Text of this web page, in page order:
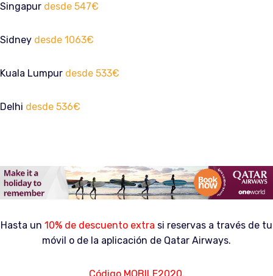
Singapur desde 547€
Sidney desde 1063€
Kuala Lumpur desde 533€
Delhi desde 536€
Hasta un 10% de descuento extra si reservas a través de tu
móvil o de la aplicación de Qatar Airways.